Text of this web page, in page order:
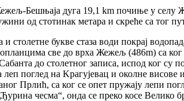
Бешњаја дуга 19,1 km почиње у селу
од стотинак метара и скреће са тог
и столетне букве стаза води покрај
све до врха Жежељ (486m) са
до столетног записа, испод ког су
поглед на Kрагујевац и околне
Прлић, са ког се опет пружају лепи
чесма“, онда се преко косе Велико